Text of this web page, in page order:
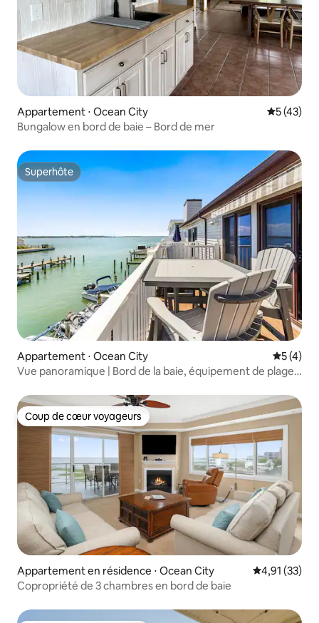
Appartement ⋅ Ocean City
5 (43)
Bungalow en bord de baie – Bord de mer
Superhôte
Superhôte
Appartement ⋅ Ocean City
5 (4)
Vue panoramique | Bord de la baie, équipement de plage
Coup de cœur voyageurs
Coup de cœur voyageurs
Appartement en résidence ⋅ Ocean City Évaluation
4,91 (33)
Copropriété de 3 chambres en bord de baie